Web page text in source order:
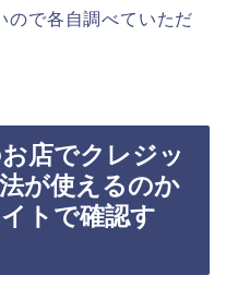
ので各自調べていただ
店でクレジッ
が使えるのか
トで確認す